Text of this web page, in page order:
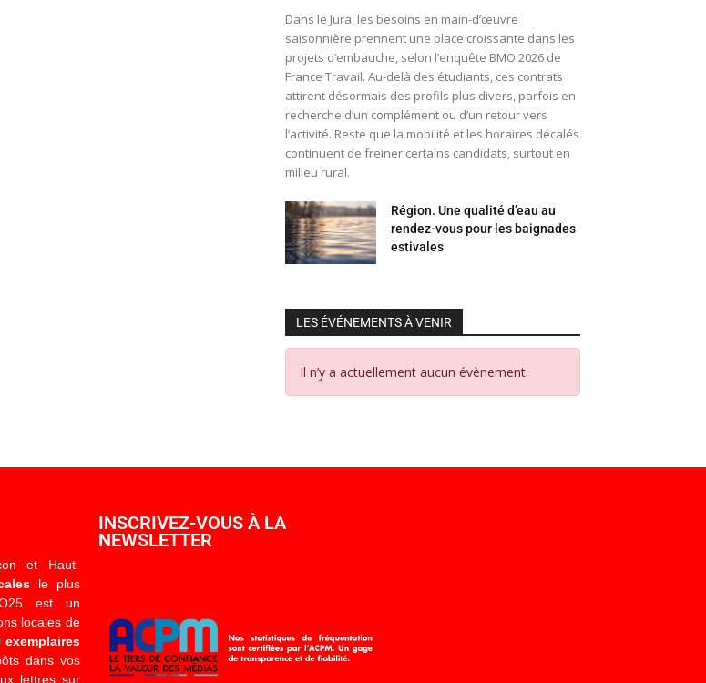
Dans le Jura, les besoins en main-d’œuvre
saisonnière prennent une place croissante dans les
projets d’embauche, selon l’enquête BMO 2026 de
France Travail. Au-delà des étudiants, ces contrats
attirent désormais des profils plus divers, parfois en
recherche d’un complément ou d’un retour vers
l’activité. Reste que la mobilité et les horaires décalés
continuent de freiner certains candidats, surtout en
milieu rural.
Région. Une qualité d’eau au
rendez-vous pour les baignades
estivales
LES ÉVÉNEMENTS À VENIR
Il n’y a actuellement aucun évènement.
et Haut-
le plus
est un
locales de
exemplaires
dans vos
lettres sur
INSCRIVEZ-VOUS À LA
NEWSLETTER